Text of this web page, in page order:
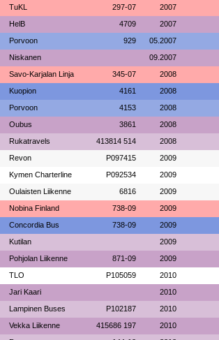
TuKL 297-07 2007
HelB 4709 2007
Porvoon 929 05.2007
Niskanen 09.2007
Savo-Karjalan Linja 345-07 2008
Kuopion 4161 2008
Porvoon 4153 2008
Oubus 3861 2008
Rukatravels 413814 514 2008
Revon P097415 2009
Kymen Charterline P092534 2009
Oulaisten Liikenne 6816 2009
Nobina Finland 738-09 2009
Concordia Bus 738-09 2009
Kutilan 2009
Pohjolan Liikenne 871-09 2009
TLO P105059 2010
Jari Kaari 2010
Lampinen Buses P102187 2010
Vekka Liikenne 415686 197 2010